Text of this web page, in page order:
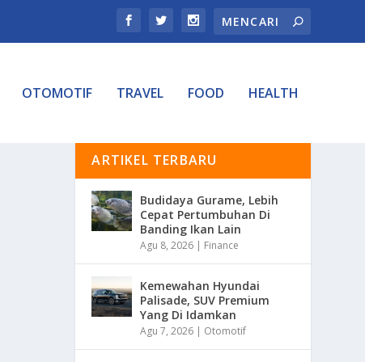
OTOMOTIF TRAVEL FOOD HEALTH
ARTIKEL TERBARU
Budidaya Gurame, Lebih
Cepat Pertumbuhan Di
Banding Ikan Lain
Agu 8, 2026 | Finance
Kemewahan Hyundai
Palisade, SUV Premium
Yang Di Idamkan
Agu 7, 2026 | Otomotif